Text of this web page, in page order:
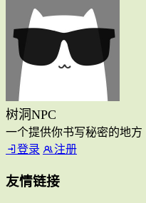
树洞NPC
一个提供你书写秘密的地方
登录
注册
友情链接